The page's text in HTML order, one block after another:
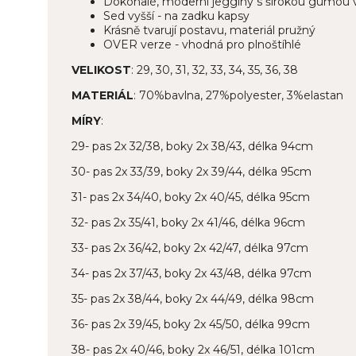
Sed vyšší - na zadku kapsy
Krásně tvarují postavu, materiál pružný
OVER verze - vhodná pro plnoštíhlé
VELIKOST: 29, 30, 31, 32, 33, 34, 35, 36, 38
MATERIÁL: 70%bavlna, 27%polyester, 3%elastan
MÍRY:
29- pas 2x 32/38, boky 2x 38/43, délka 94cm
30- pas 2x 33/39, boky 2x 39/44, délka 95cm
31- pas 2x 34/40, boky 2x 40/45, délka 95cm
32- pas 2x 35/41, boky 2x 41/46, délka 96cm
33- pas 2x 36/42, boky 2x 42/47, délka 97cm
34- pas 2x 37/43, boky 2x 43/48, délka 97cm
35- pas 2x 38/44, boky 2x 44/49, délka 98cm
36- pas 2x 39/45, boky 2x 45/50, délka 99cm
38- pas 2x 40/46, boky 2x 46/51, délka 101cm